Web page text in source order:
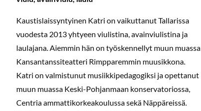
Kaustislaissyntyinen Katri on vaikuttanut Tallarissa
vuodesta 2013 yhtyeen viulistina, avainviulistina ja
laulajana. Aiemmin hän on työskennellyt muun muassa
Kansantanssiteatteri Rimpparemmin muusikkona.
Katri on valmistunut musiikkipedagogiksi ja opettanut
muun muassa Keski-Pohjanmaan konservatoriossa,
Centria ammattikorkeakoulussa sekä Näppäreissä.